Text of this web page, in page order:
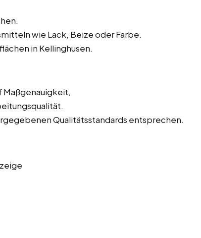
wie Lack, Beize oder Farbe.
in Kellinghusen.
Qualitätsstandards entsprechen.